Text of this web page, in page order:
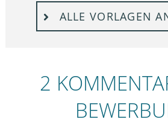
ALLE VORLAGEN
2